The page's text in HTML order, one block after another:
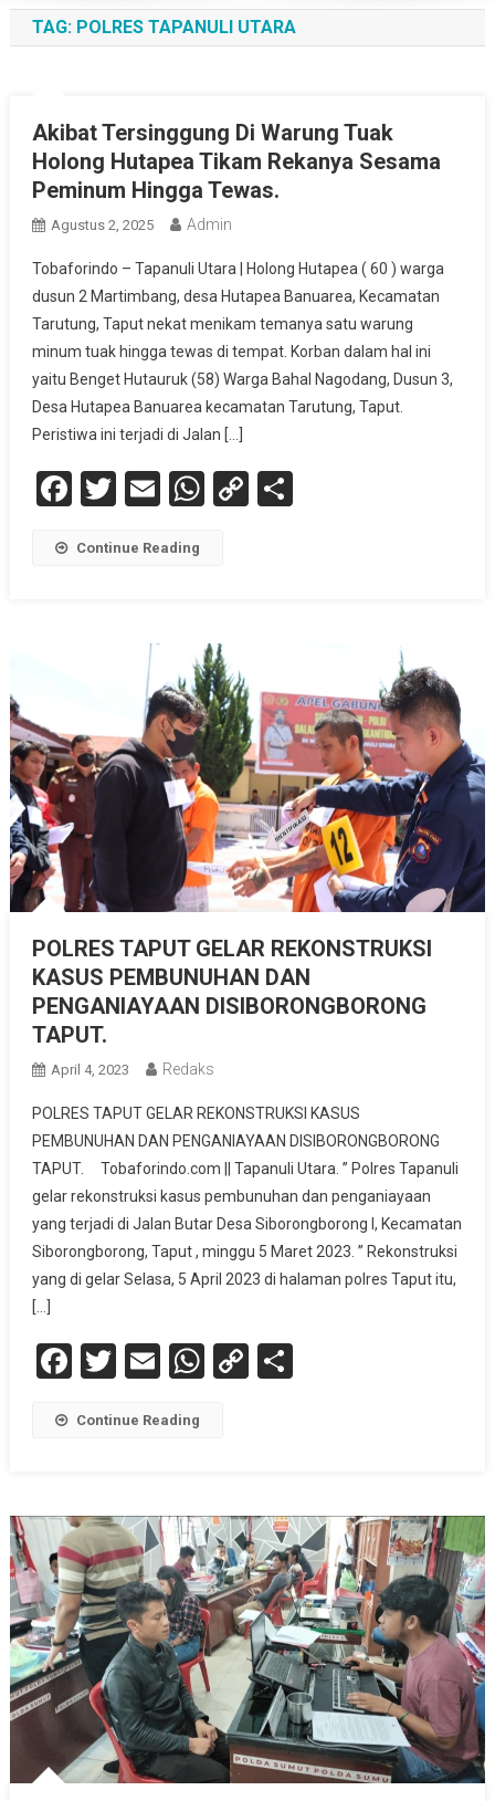
TAG: POLRES TAPANULI UTARA
Akibat Tersinggung Di Warung Tuak
Holong Hutapea Tikam Rekanya Sesama
Peminum Hingga Tewas.
Agustus 2, 2025 Admin
Tobaforindo – Tapanuli Utara | Holong Hutapea ( 60 ) warga
dusun 2 Martimbang, desa Hutapea Banuarea, Kecamatan
Tarutung, Taput nekat menikam temanya satu warung
minum tuak hingga tewas di tempat. Korban dalam hal ini
yaitu Benget Hutauruk (58) Warga Bahal Nagodang, Dusun 3,
Desa Hutapea Banuarea kecamatan Tarutung, Taput.
Peristiwa ini terjadi di Jalan […]
Facebook
Twitter
EmailWhatsApp
CopyShare
Continue Reading
POLRES TAPUT GELAR REKONSTRUKSI
KASUS PEMBUNUHAN DAN
PENGANIAYAAN DISIBORONGBORONG
TAPUT.
April 4, 2023 Redaks
POLRES TAPUT GELAR REKONSTRUKSI KASUS
PEMBUNUHAN DAN PENGANIAYAAN DISIBORONGBORONG
TAPUT. Tobaforindo.com || Tapanuli Utara. ” Polres Tapanuli
gelar rekonstruksi kasus pembunuhan dan penganiayaan
yang terjadi di Jalan Butar Desa Siborongborong I, Kecamatan
Siborongborong, Taput , minggu 5 Maret 2023. ” Rekonstruksi
yang di gelar Selasa, 5 April 2023 di halaman polres Taput itu,
[…]
Facebook
Twitter
EmailWhatsApp
CopyShare
Continue Reading